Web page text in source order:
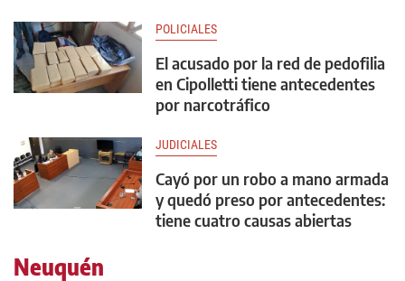
POLICIALES
El acusado por la red de pedofilia
en Cipolletti tiene antecedentes
por narcotráfico
JUDICIALES
Cayó por un robo a mano armada
y quedó preso por antecedentes:
tiene cuatro causas abiertas
Neuquén